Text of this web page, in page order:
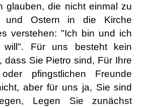
glauben, die nicht einmal zu
und Ostern in die Kirche
verstehen: "Ich bin und ich
Für uns besteht kein
dass Sie Pietro sind, Für Ihre
oder pfingstlichen Freunde
aber für uns ja, Sie sind
Legen Sie zunächst